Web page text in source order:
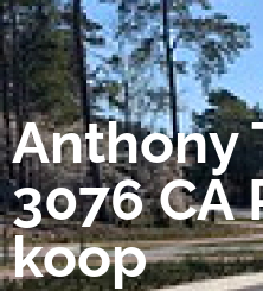
Anthony
3076
koop